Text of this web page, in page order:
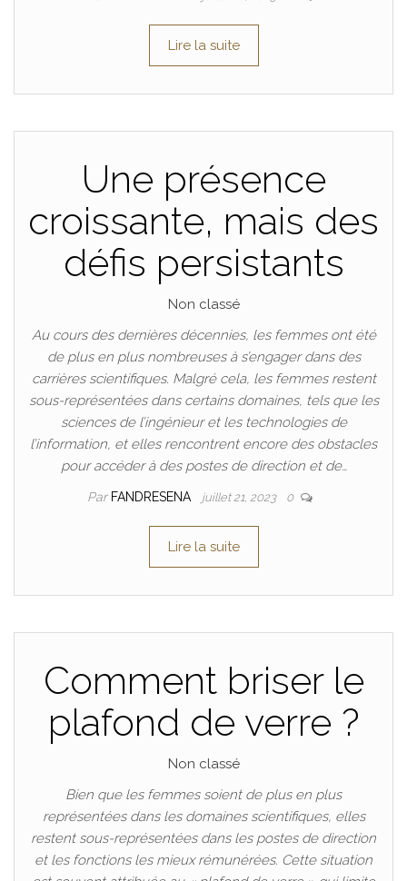
Lire la suite
Une présence
croissante, mais des
défis persistants
Non classé
Au cours des dernières décennies, les femmes ont été
de plus en plus nombreuses à s’engager dans des
carrières scientifiques. Malgré cela, les femmes restent
sous-représentées dans certains domaines, tels que les
sciences de l’ingénieur et les technologies de
l’information, et elles rencontrent encore des obstacles
pour accéder à des postes de direction et de…
Par FANDRESENA juillet 21, 2023 0
Lire la suite
Comment briser le
plafond de verre ?
Non classé
Bien que les femmes soient de plus en plus
représentées dans les domaines scientifiques, elles
restent sous-représentées dans les postes de direction
et les fonctions les mieux rémunérées. Cette situation